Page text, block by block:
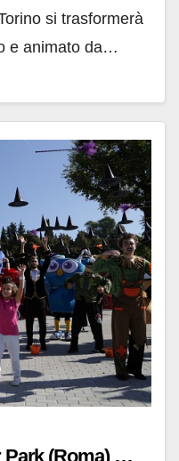
si trasformerà
e animato da…
Park (Roma) …